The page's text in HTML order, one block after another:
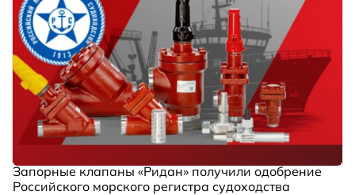
Запорные клапаны «Ридан» получили одобрение
Российского морского регистра судоходства